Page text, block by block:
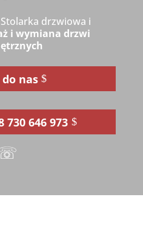
Stolarka drzwiowa i
i wymiana drzwi
nas
730 646 973